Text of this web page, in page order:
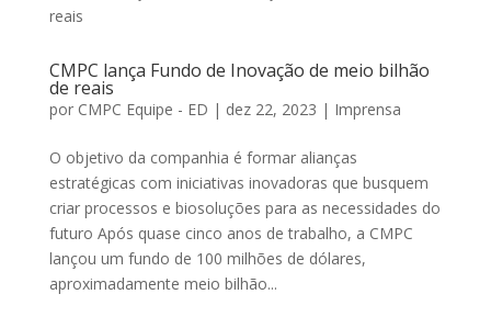
CMPC lança Fundo de Inovação de meio bilhão
de reais
por CMPC Equipe - ED | dez 22, 2023 | Imprensa
O objetivo da companhia é formar alianças
estratégicas com iniciativas inovadoras que busquem
criar processos e biosoluções para as necessidades do
futuro Após quase cinco anos de trabalho, a CMPC
lançou um fundo de 100 milhões de dólares,
aproximadamente meio bilhão...